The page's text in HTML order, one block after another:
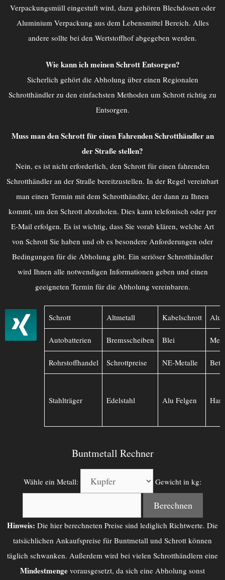
Verpackungsmüll eingestuft wird, dazu gehören Blechdosen oder
Aluminium Verpackung aus dem Lebensmittel Bereich. Alles
andere sollte bei den Wertstoffhof abgegeben werden.
Wie kann ich meinen Schrott Entsorgen?
Sicherlich gehört die Abholung über einen Regionalen
Schrotthändler zu den einfachsten Methoden um Schrott richtig zu
Entsorgen.
Muss man den Schrott für einen Fahrenden Schrotthändler an
der Straße stellen?
Nein, es ist nicht erforderlich, den Schrott für einen fahrenden
Schrotthändler an der Straße bereitzustellen. In der Regel vereinbart
man einen Termin mit dem Schrotthändler, der dann zu Ihnen
kommt, um den Schrott abzuholen. Dies kann telefonisch oder per
E-Mail erfolgen. Es ist wichtig, dass Sie vorab klären, welche Art
von Schrott Sie haben und ob es besondere Anforderungen oder
Bedingungen für die Abholung gibt. Ein seriöser Schrotthändler
wird Ihnen alle notwendigen Informationen geben und einen
geeigneten Termin für die Abholung vereinbaren.
Schrott Altmetall Kabelschrott
Autobatterien Bremsscheiben Blei
Rohrstoffhandel Schrottpreise NE-Metalle
Stahlträger Edelstahl Alu Felgen
Buntmetall Rechner
Wähle ein Metall: Gewicht in kg:
Berechnen
Hinweis: Die hier berechneten Preise sind lediglich Richtwerte. Die
tatsächlichen Ankaufspreise für Buntmetall und Schrott können
täglich schwanken. Außerdem wird bei vielen Schrotthändlern eine
Mindestmenge vorausgesetzt, da sich eine Abholung sonst